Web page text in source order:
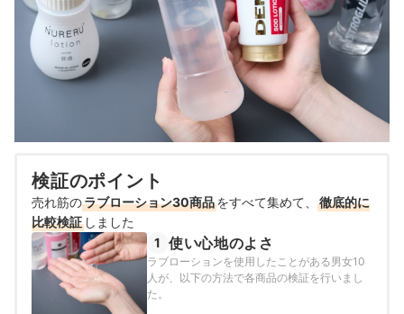
検証のポイント
売れ筋のラブローション30商品をすべて集めて、
徹底的に
比較検証 しました
1 使い心地のよさ
ラブローションを使用したことがある男女10
人が、以下の方法で各商品の検証を行いまし
た。